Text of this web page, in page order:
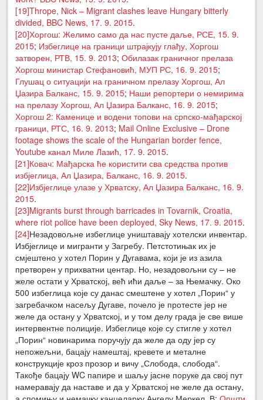
[19]Thrope, Nick – Migrant clashes leave Hungary bitterly
divided, BBC News, 17. 9. 2015.
[20]Хоргош: Желимо само да нас пусте даље, РСЕ, 15. 9.
2015; Избеглице на граници штрајкују глађу, Хоргош
затворен, РТВ, 15. 9. 2013;Обилазак граничног прелаза
Хоргош министар Стефановић, МУП РС, 16. 9. 2015;
Глушац о ситуацији на граничном прелазу Хоргош, Ал
Џазира Балканс, 15. 9. 2015; Наши репортери о немирима
на прелазу Хоргош, Ал Џазира Балканс, 16. 9. 2015;
Хоргош 2: Каменице и водени топови на српско-мађарској
граници, РТС, 16. 9. 2013; Mail Online Exclusive – Drone
footage shows the scale of the Hungarian border fence,
Youtube канал Миле Лазић, 17. 9. 2015.
[21]Ковач: Мађарска ће користити сва средства против
избјеглица, Ал Џазира, Балканс, 16. 9. 2015.
[22]Избјеглице улазе у Хрватску, Ал Џазира Балканс, 16. 9.
2015.
[23]Migrants burst through barricades in Tovarnik, Croatia,
where riot police have been deployed, Sky News, 17. 9. 2015.
[24]Незадовољне избеглице уништавају хотелски инвентар.
Избјеглице и мигранти у Загребу. Петстотињак их је
смјештено у хотел Порин у Дугавама, који је из азила
претворен у прихватни центар. Но, незадовољни су – не
желе остати у Хрватској, већ ићи даље – за Њемачку. Око
500 избеглица које су данас смештене у хотел „Порин“ у
загребачком насељу Дугаве, почело је протесте јер не
желе да остану у Хрватској, и у том делу града је све више
интервентне полиције. Избеглице које су стигле у хотел
„Порин“ новинарима поручују да желе да оду јер су
непожељни, бацају намештај, кревете и металне
конструкције кроз прозор и вичу „Слобода, слобода“.
Такође бацају WC папире и шаљу јасне поруке да свој пут
намеравају да наставе и да у Хрватској не желе да остану,